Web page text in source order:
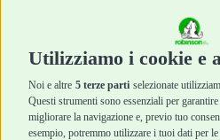
Utilizziamo i cookie e
Noi e altre 5 terze parti selezionate
Questi strumenti sono essenziali per
migliorare la navigazione e, previo tuo
esempio, potremmo utilizzare i tuoi dati per
Igiene e Pulizia
Accessori
Cani Mini
Top Quality